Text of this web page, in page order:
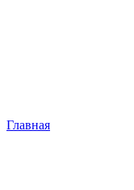
Главная